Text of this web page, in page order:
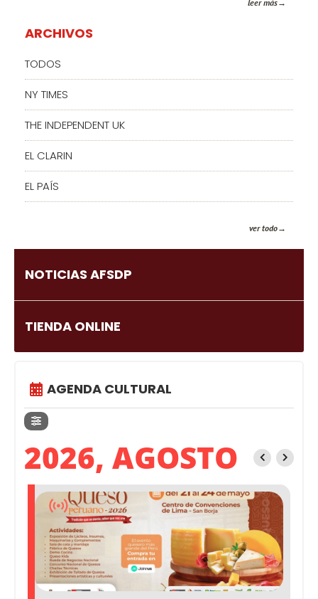
leer más
ARCHIVOS
TODOS
NY TIMES
THE INDEPENDENT UK
EL CLARIN
EL PAÍS
ver todo
NOTICIAS AFSDP
TIENDA ONLINE
AGENDA CULTURAL
2026, AGOSTO